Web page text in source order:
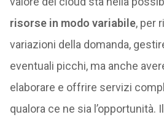
risorse in modo variabile, per
variazioni della domanda,
eventuali picchi, ma anche
elaborare e offrire servizi
qualora ce ne sia l’opportunità.